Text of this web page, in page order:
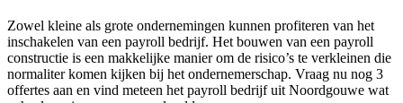
Zowel kleine als grote ondernemingen kunnen profiteren van het
inschakelen van een payroll bedrijf. Het bouwen van een payroll
constructie is een makkelijke manier om de risico’s te verkleinen die
normaliter komen kijken bij het ondernemerschap. Vraag nu nog 3
offertes aan en vind meteen het payroll bedrijf uit Noordgouwe wat